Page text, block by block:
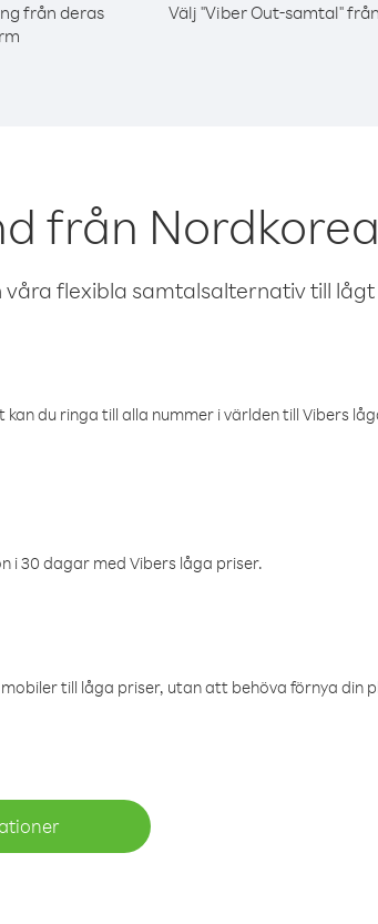
från deras
Välj "Viber Out-samtal"
från Nordkorea
flexibla samtalsalternativ till lågt
du ringa till alla nummer i världen till Vibers
30 dagar med Vibers låga priser.
till låga priser, utan att behöva förnya din